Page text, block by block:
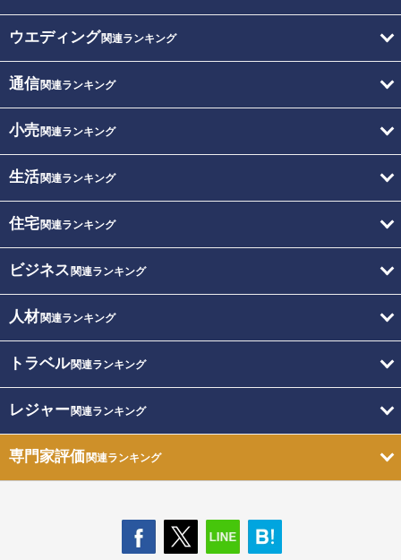
ウエディング関連ランキング
通信関連ランキング
小売関連ランキング
生活関連ランキング
住宅関連ランキング
ビジネス 関連ランキング
人材関連ランキング
トラベル関連ランキング
レジャー関連ランキング
専門家評価関連ランキング